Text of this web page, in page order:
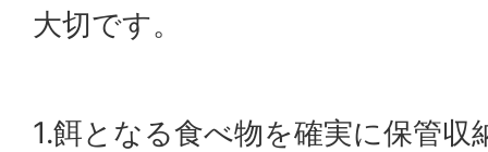
大切です。
1.餌となる食べ物を確実に保管収